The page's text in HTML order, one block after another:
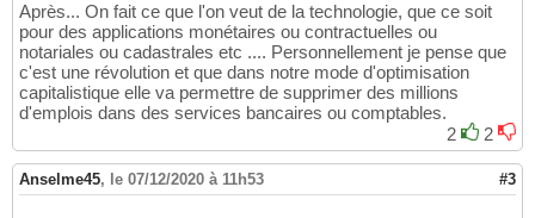
Après... On fait ce que l'on veut de la technologie, que ce soit
pour des applications monétaires ou contractuelles ou
notariales ou cadastrales etc .... Personnellement je pense que
c'est une révolution et que dans notre mode d'optimisation
capitalistique elle va permettre de supprimer des millions
d'emplois dans des services bancaires ou comptables.
2
2
Anselme45, le 07/12/2020 à 11h53 #3